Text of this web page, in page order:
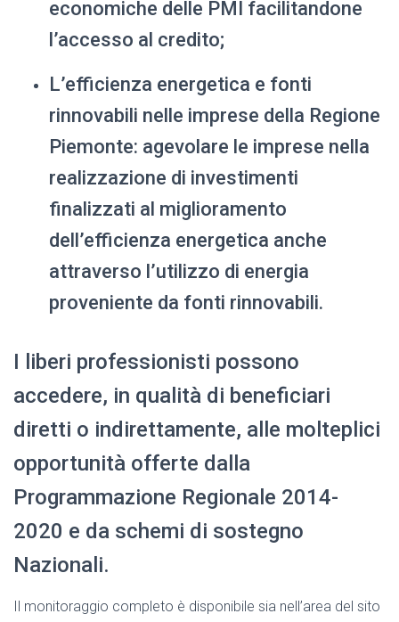
economiche delle PMI facilitandone
l’accesso al credito;
L’efficienza energetica e fonti
rinnovabili nelle imprese della Regione
Piemonte: agevolare le imprese nella
realizzazione di investimenti
finalizzati al miglioramento
dell’efficienza energetica anche
attraverso l’utilizzo di energia
proveniente da fonti rinnovabili.
I liberi professionisti possono
accedere, in qualità di beneficiari
diretti o indirettamente, alle molteplici
opportunità offerte dalla
Programmazione Regionale 2014-
2020 e da schemi di sostegno
Nazionali.
Il monitoraggio completo è disponibile sia nell’area del sito